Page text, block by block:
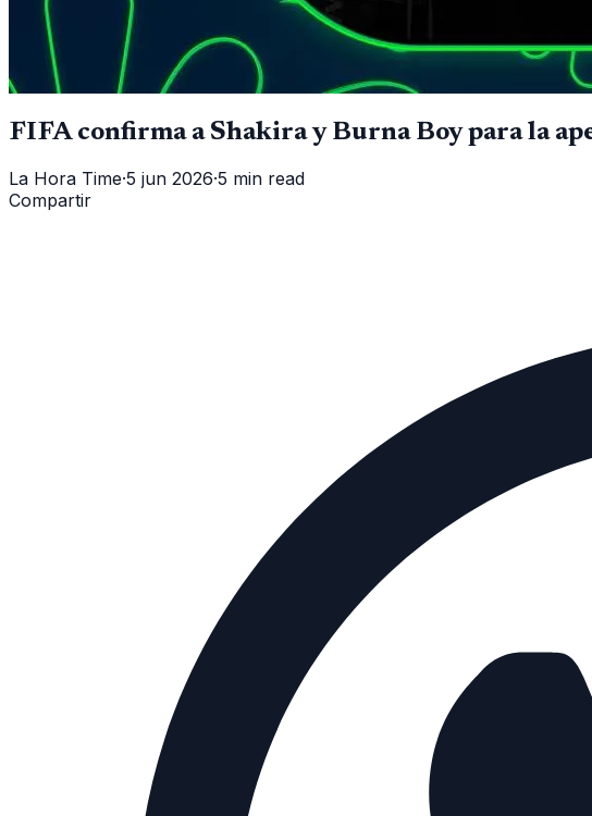
FIFA confirma a Shakira y Burna Boy para la
La Hora Time·5 jun 2026·5 min read
Compartir